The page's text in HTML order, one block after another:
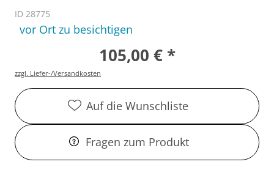
ID 28775
vor Ort zu besichtigen
105,00 € *
zzgl. Liefer-/Versandkosten
Auf die Wunschliste
Fragen zum Produkt